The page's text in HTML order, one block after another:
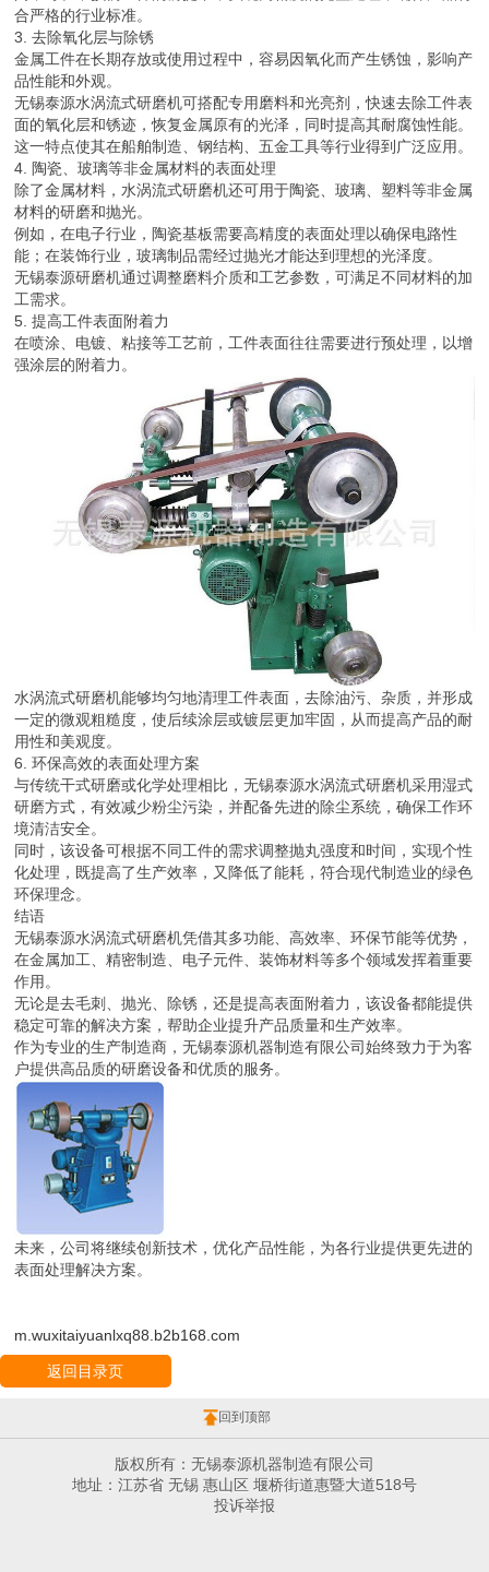
合严格的行业标准。
3. 去除氧化层与除锈
金属工件在长期存放或使用过程中，容易因氧化而产生锈蚀，影响产
品性能和外观。
无锡泰源水涡流式研磨机可搭配专用磨料和光亮剂，快速去除工件表
面的氧化层和锈迹，恢复金属原有的光泽，同时提高其耐腐蚀性能。
这一特点使其在船舶制造、钢结构、五金工具等行业得到广泛应用。
4. 陶瓷、玻璃等非金属材料的表面处理
除了金属材料，水涡流式研磨机还可用于陶瓷、玻璃、塑料等非金属
材料的研磨和抛光。
例如，在电子行业，陶瓷基板需要高精度的表面处理以确保电路性
能；在装饰行业，玻璃制品需经过抛光才能达到理想的光泽度。
无锡泰源研磨机通过调整磨料介质和工艺参数，可满足不同材料的加
工需求。
5. 提高工件表面附着力
在喷涂、电镀、粘接等工艺前，工件表面往往需要进行预处理，以增
强涂层的附着力。
水涡流式研磨机能够均匀地清理工件表面，去除油污、杂质，并形成
一定的微观粗糙度，使后续涂层或镀层更加牢固，从而提高产品的耐
用性和美观度。
6. 环保高效的表面处理方案
与传统干式研磨或化学处理相比，无锡泰源水涡流式研磨机采用湿式
研磨方式，有效减少粉尘污染，并配备先进的除尘系统，确保工作环
境清洁安全。
同时，该设备可根据不同工件的需求调整抛丸强度和时间，实现个性
化处理，既提高了生产效率，又降低了能耗，符合现代制造业的绿色
环保理念。
结语
无锡泰源水涡流式研磨机凭借其多功能、高效率、环保节能等优势，
在金属加工、精密制造、电子元件、装饰材料等多个领域发挥着重要
作用。
无论是去毛刺、抛光、除锈，还是提高表面附着力，该设备都能提供
稳定可靠的解决方案，帮助企业提升产品质量和生产效率。
作为专业的生产制造商，无锡泰源机器制造有限公司始终致力于为客
户提供高品质的研磨设备和优质的服务。
未来，公司将继续创新技术，优化产品性能，为各行业提供更先进的
表面处理解决方案。
m.wuxitaiyuanlxq88.b2b168.com
返回目录页
回到顶部
版权所有：无锡泰源机器制造有限公司
地址：江苏省 无锡 惠山区 堰桥街道惠暨大道518号
投诉举报